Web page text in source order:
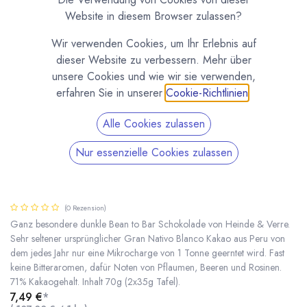
(0 Rezension)
Ganz besondere dunkle Bean to Bar Schokolade von Heinde & Verre.
Sehr seltener ursprünglicher Gran Nativo Blanco Kakao aus Peru von
dem jedes Jahr nur eine Mikrocharge von 1 Tonne geerntet wird. Fast
keine Bitteraromen, dafür Noten von Pflaumen, Beeren und Rosinen.
71% Kakaogehalt. Inhalt 70g (2x35g Tafel).
7,49 €*
Website in diesem Browser zulassen?
Wir verwenden Cookies, um Ihr Erlebnis auf
dieser Website zu verbessern. Mehr über
unsere Cookies und wie wir sie verwenden,
erfahren Sie in unserer Cookie-Richtlinien
Alle Cookies zulassen
Nur essenzielle Cookies zulassen